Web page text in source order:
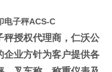
电子秤ACS-C
秤授权代理商 ，仁沃公
企业方针为客户提供各